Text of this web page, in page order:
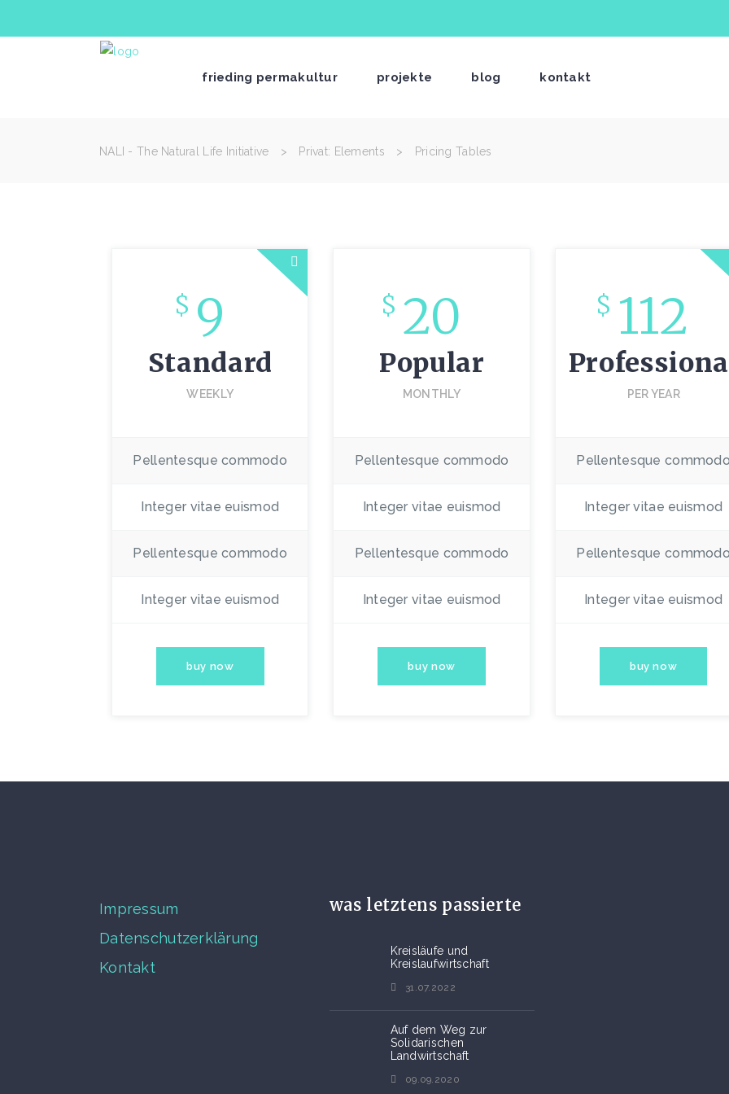
frieding permakultur projekte blog kontakt
NALI - The Natural Life Initiative > Privat: Elements > Pricing Tables
$ 9
Standard
WEEKLY
Pellentesque commodo
Integer vitae euismod
Pellentesque commodo
Integer vitae euismod
buy now
$ 20
Popular
MONTHLY
Pellentesque commodo
Integer vitae euismod
Pellentesque commodo
Integer vitae euismod
buy now
$ 112
PER YEAR
Pellentesque
Integer vitae euismod
Pellentesque
Integer vitae euismod
buy now
Impressum
Datenschutzerklärung
Kontakt
was letztens passierte
Kreisläufe und
Kreislaufwirtschaft
31.07.2022
Auf dem Weg zur
Solidarischen
Landwirtschaft
09.09.2020